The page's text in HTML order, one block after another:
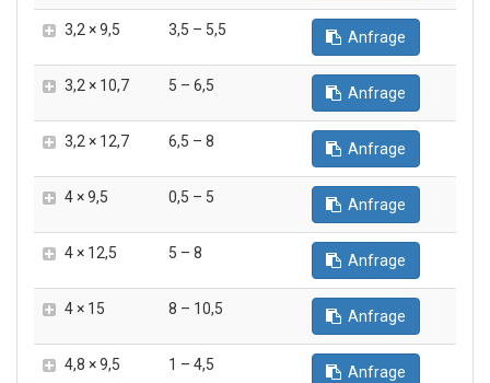
3,2 × 9,5 3,5 – 5,5 Anfrage
3,2 × 10,7 5 – 6,5 Anfrage
3,2 × 12,7 6,5 – 8 Anfrage
4 × 9,5 0,5 – 5 Anfrage
4 × 12,5 5 – 8 Anfrage
4 × 15 8 – 10,5 Anfrage
4,8 × 9,5 1 – 4,5 Anfrage